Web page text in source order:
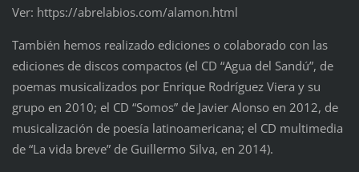
Ver: https://abrelabios.com/alamon.html
También hemos realizado ediciones o colaborado con las
ediciones de discos compactos (el CD “Agua del Sandú”, de
poemas musicalizados por Enrique Rodríguez Viera y su
grupo en 2010; el CD “Somos” de Javier Alonso en 2012, de
musicalización de poesía latinoamericana; el CD multimedia
de “La vida breve” de Guillermo Silva, en 2014).